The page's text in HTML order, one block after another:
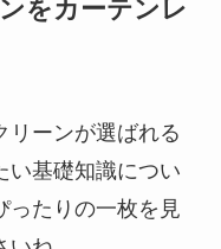
をカーテンレ
リーンが選ばれる
い基礎知識につい
ったりの一枚を見